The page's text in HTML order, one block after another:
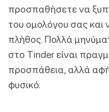
προσπαθήσετε να
του ομολόγου σας και
πλήθος. Πολλά
στο Tinder είναι
προσπάθεια, αλλά
φυσικό.